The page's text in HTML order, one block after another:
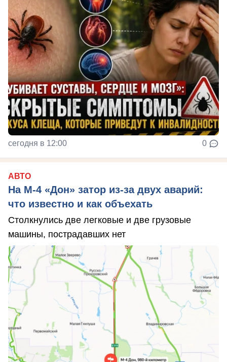
сегодня в 12:00 0
АВТО
На М‑4 «Дон» затор из‑за двух аварий:
что известно и как объехать
Столкнулись две легковые и две грузовые
машины, пострадавших нет